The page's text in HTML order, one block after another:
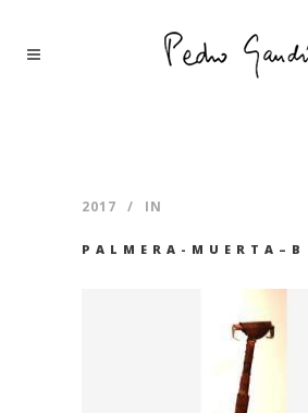
2017 IN
PALMERA-MUERTA–B